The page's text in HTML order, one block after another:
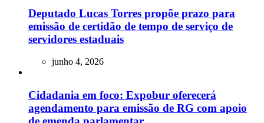
Deputado Lucas Torres propõe prazo para
emissão de certidão de tempo de serviço de
servidores estaduais
junho 4, 2026
Cidadania em foco: Expobur oferecerá
agendamento para emissão de RG com apoio